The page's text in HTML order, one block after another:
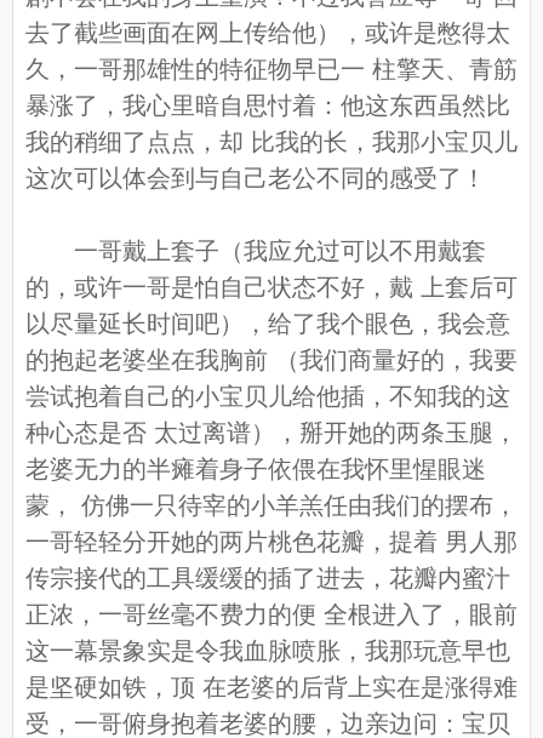
去了截些画面在网上传给他），或许是憋得太
久，一哥那雄性的特征物早已一 柱擎天、青筋
暴涨了，我心里暗自思忖着：他这东西虽然比
我的稍细了点点，却 比我的长，我那小宝贝儿
这次可以体会到与自己老公不同的感受了！
一哥戴上套子（我应允过可以不用戴套
的，或许一哥是怕自己状态不好，戴 上套后可
以尽量延长时间吧），给了我个眼色，我会意
的抱起老婆坐在我胸前 （我们商量好的，我要
尝试抱着自己的小宝贝儿给他插，不知我的这
种心态是否 太过离谱），掰开她的两条玉腿，
老婆无力的半瘫着身子依偎在我怀里惺眼迷
蒙， 仿佛一只待宰的小羊羔任由我们的摆布，
一哥轻轻分开她的两片桃色花瓣，提着 男人那
传宗接代的工具缓缓的插了进去，花瓣内蜜汁
正浓，一哥丝毫不费力的便 全根进入了，眼前
这一幕景象实是令我血脉喷胀，我那玩意早也
是坚硬如铁，顶 在老婆的后背上实在是涨得难
受，一哥俯身抱着老婆的腰，边亲边问：宝贝